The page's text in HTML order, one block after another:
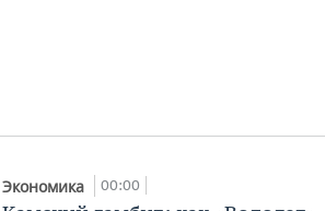
Экономика 00:00